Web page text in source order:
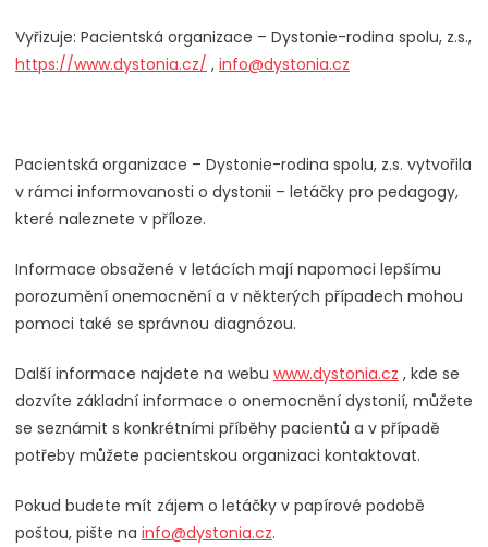
Vyřizuje: Pacientská organizace – Dystonie-rodina spolu, z.s.,
https://www.dystonia.cz/ , info@dystonia.cz
Pacientská organizace – Dystonie-rodina spolu, z.s. vytvořila
v rámci informovanosti o dystonii – letáčky pro pedagogy,
které naleznete v příloze.
Informace obsažené v letácích mají napomoci lepšímu
porozumění onemocnění a v některých případech mohou
pomoci také se správnou diagnózou.
Další informace najdete na webu www.dystonia.cz , kde se
dozvíte základní informace o onemocnění dystonií, můžete
se seznámit s konkrétními příběhy pacientů a v případě
potřeby můžete pacientskou organizaci kontaktovat.
Pokud budete mít zájem o letáčky v papírové podobě
poštou, pište na info@dystonia.cz.